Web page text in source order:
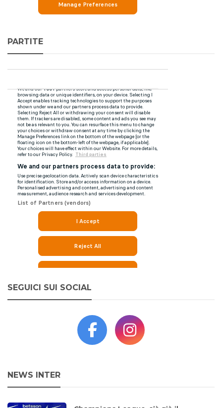
PARTITE
SEGUICI SUI SOCIAL
NEWS INTER